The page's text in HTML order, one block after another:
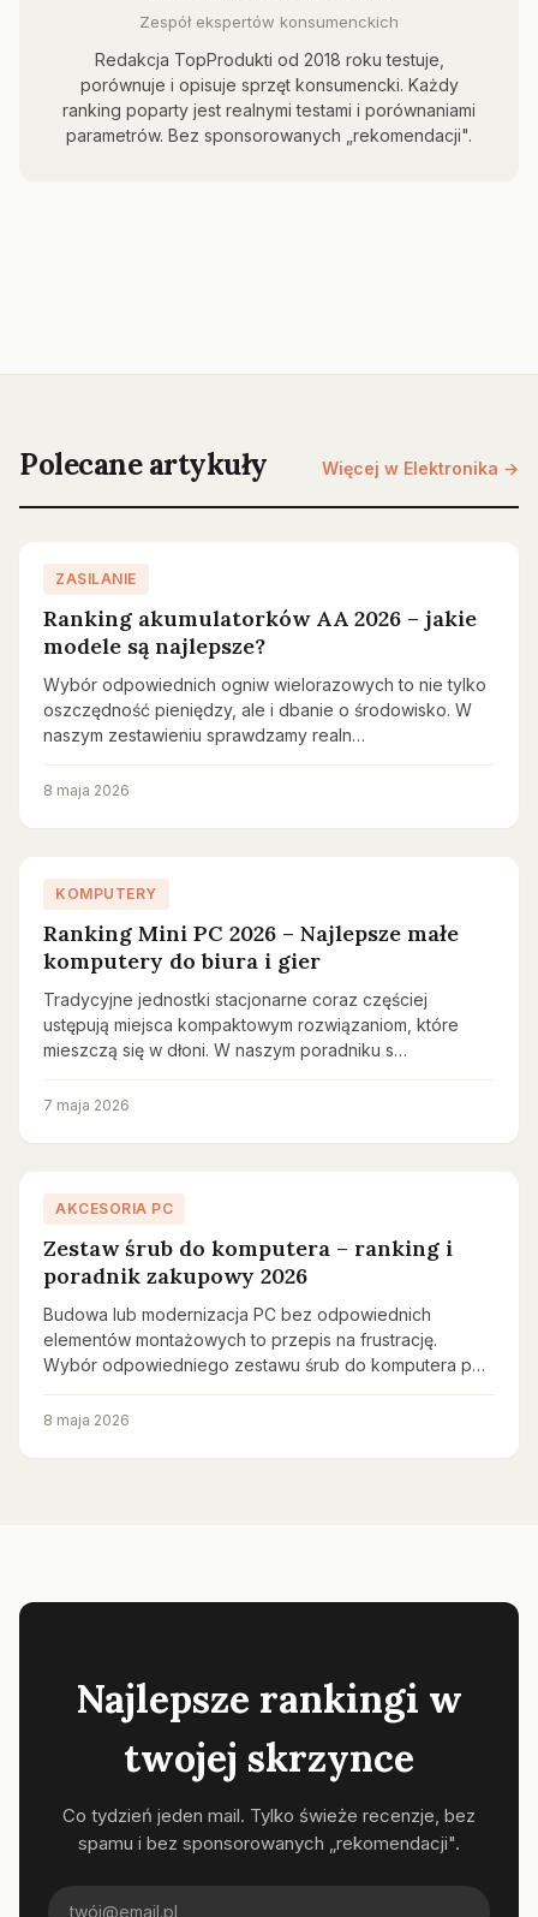
Zespół ekspertów konsumenckich
Redakcja TopProdukti od 2018 roku testuje,
porównuje i opisuje sprzęt konsumencki. Każdy
ranking poparty jest realnymi testami i porównaniami
parametrów. Bez sponsorowanych „rekomendacji".
Polecane artykuły Więcej w Elektronika →
ZASILANIE
Ranking akumulatorków AA 2026 – jakie
modele są najlepsze?
Wybór odpowiednich ogniw wielorazowych to nie tylko
oszczędność pieniędzy, ale i dbanie o środowisko. W
naszym zestawieniu sprawdzamy realn…
8 maja 2026
KOMPUTERY
Ranking Mini PC 2026 – Najlepsze małe
komputery do biura i gier
Tradycyjne jednostki stacjonarne coraz częściej
ustępują miejsca kompaktowym rozwiązaniom, które
mieszczą się w dłoni. W naszym poradniku s…
7 maja 2026
AKCESORIA PC
Zestaw śrub do komputera – ranking i
poradnik zakupowy 2026
Budowa lub modernizacja PC bez odpowiednich
elementów montażowych to przepis na frustrację.
Wybór odpowiedniego zestawu śrub do komputera p…
8 maja 2026
Najlepsze rankingi w
twojej skrzynce
Co tydzień jeden mail. Tylko świeże recenzje, bez
spamu i bez sponsorowanych „rekomendacji".